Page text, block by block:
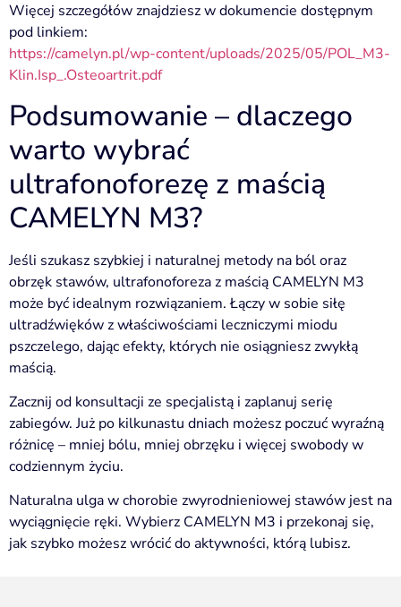
Więcej szczegółów znajdziesz w dokumencie dostępnym
pod linkiem:
https://camelyn.pl/wp-content/uploads/2025/05/POL_M3-
Klin.Isp_.Osteoartrit.pdf
Podsumowanie – dlaczego
warto wybrać
ultrafonoforezę z maścią
CAMELYN M3?
Jeśli szukasz szybkiej i naturalnej metody na ból oraz
obrzęk stawów, ultrafonoforeza z maścią CAMELYN M3
może być idealnym rozwiązaniem. Łączy w sobie siłę
ultradźwięków z właściwościami leczniczymi miodu
pszczelego, dając efekty, których nie osiągniesz zwykłą
maścią.
Zacznij od konsultacji ze specjalistą i zaplanuj serię
zabiegów. Już po kilkunastu dniach możesz poczuć wyraźną
różnicę – mniej bólu, mniej obrzęku i więcej swobody w
codziennym życiu.
Naturalna ulga w chorobie zwyrodnieniowej stawów jest na
wyciągnięcie ręki. Wybierz CAMELYN M3 i przekonaj się,
jak szybko możesz wrócić do aktywności, którą lubisz.